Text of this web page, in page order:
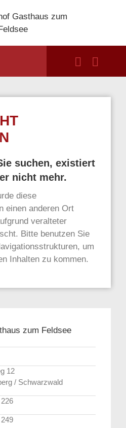
suchen, existiert
nicht mehr.
diese
einen anderen Ort
veralteter
Bitte benutzen Sie
um
Inhalten zu kommen.
12
/ Schwarzwald